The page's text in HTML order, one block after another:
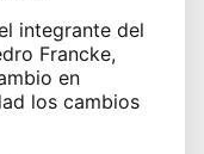
integrante del
Francke,
en
los cambios